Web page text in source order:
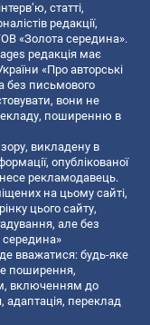
статті,
редакції,
«Золота середина».
редакція має
«Про авторські
без письмового
вони не
поширенню в
викладену в
опублікованої
несе рекламодавець.
на цьому сайті,
цього сайту,
але без
середина»
вважатися: будь-яке
поширення,
включенням до
адаптація, переклад